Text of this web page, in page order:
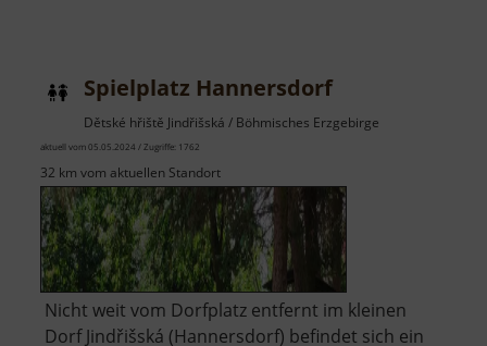
Spielplatz Hannersdorf
Dětské hřiště Jindřišská / Böhmisches Erzgebirge
aktuell vom 05.05.2024 / Zugriffe: 1762
32 km vom aktuellen Standort
Nicht weit vom Dorfplatz entfernt im kleinen
Dorf Jindřišská (Hannersdorf) befindet sich ein